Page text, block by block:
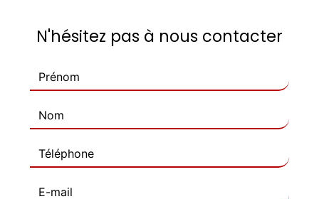
N'hésitez pas à nous contacter